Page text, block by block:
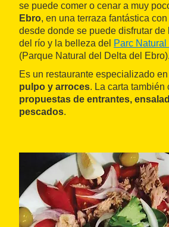
se puede comer o cenar a muy
Ebro, en una terraza fantástica
desde donde se puede disfrutar de
del río y la belleza del Parc
(Parque Natural del Delta del Ebro).
Es un restaurante especializado
pulpo y arroces. La carta también
propuestas de entrantes,
pescados.